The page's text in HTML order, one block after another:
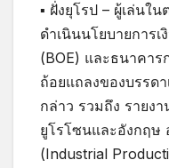
▪ ฝั่งยุโรป – ผู้เล่นใ
ดำเนินนโยบายการ
(BOE) และธนาคาร
ถ้อยแถลงของบรรด
กล่าว รวมถึง รายง
ยูโรโซนและอังกฤษ
(Industrial